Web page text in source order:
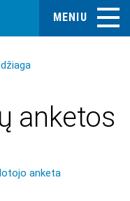
MENIU
anketos
anketa